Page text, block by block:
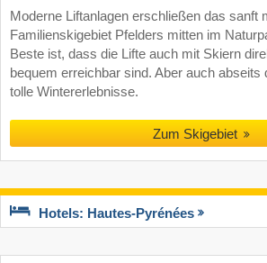
Moderne Liftanlagen erschließen das sanft
Familienskigebiet Pfelders mitten im
Beste ist, dass die Lifte auch mit Skiern
bequem erreichbar sind. Aber auch abseits
tolle Wintererlebnisse.
Zum Skigebiet
Hotels: Hautes-Pyrénées